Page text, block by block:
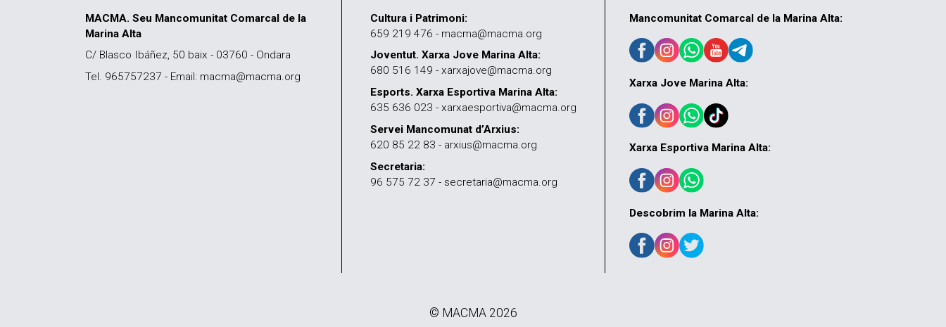
MACMA. Seu Mancomunitat Comarcal de la
Marina Alta
C/ Blasco Ibáñez, 50 baix - 03760 - Ondara
Tel. 965757237 - Email: macma@macma.org
Cultura i Patrimoni:
659 219 476 - macma@macma.org
Joventut. Xarxa Jove Marina Alta:
680 516 149 - xarxajove@macma.org
Esports. Xarxa Esportiva Marina Alta:
635 636 023 - xarxaesportiva@macma.org
Servei Mancomunat d’Arxius:
620 85 22 83 - arxius@macma.org
Secretaria:
96 575 72 37 - secretaria@macma.org
Mancomunitat Comarcal de la Marina Alta:
Xarxa Jove Marina Alta:
Xarxa Esportiva Marina Alta:
Descobrim la Marina Alta:
© MACMA 2026